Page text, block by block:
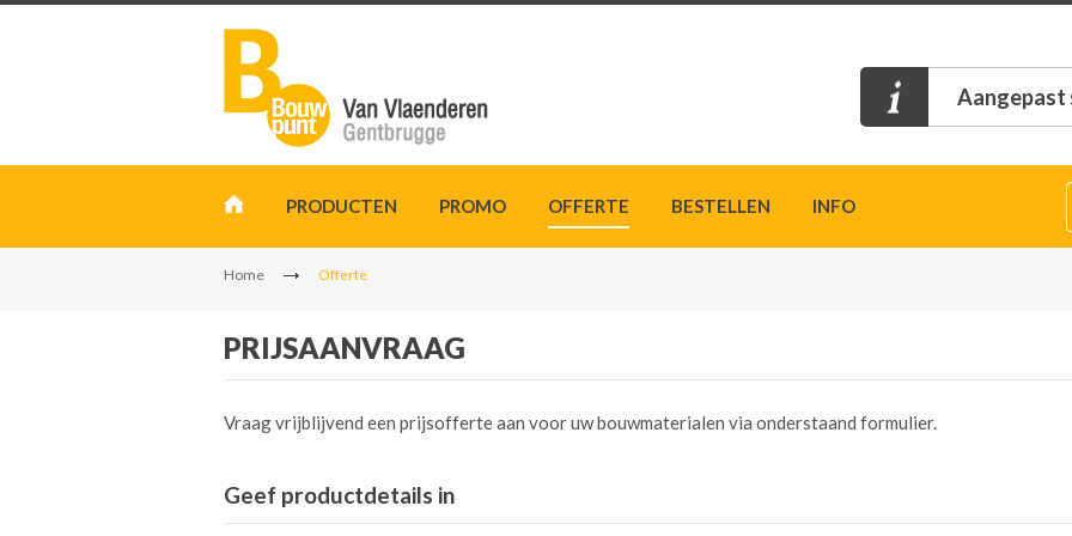
Aangepast
PRODUCTEN PROMO OFFERTE BESTELLEN INFO
Home Offerte
PRIJSAANVRAAG
Vraag vrijblijvend een prijsofferte aan voor uw bouwmaterialen via onderstaand formulier.
Geef productdetails in